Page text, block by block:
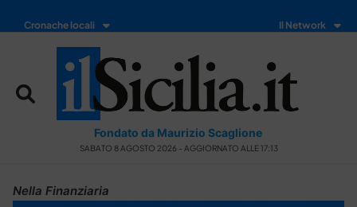
Cronache locali Il Network
Fondato da Maurizio Scaglione
SABATO 8 AGOSTO 2026 - AGGIORNATO ALLE 17:13
Nella Finanziaria